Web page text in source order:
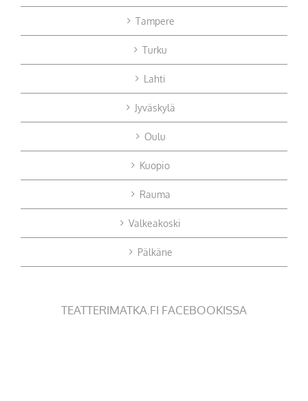
Tampere
Turku
Lahti
Jyväskylä
Oulu
Kuopio
Rauma
Valkeakoski
Pälkäne
TEATTERIMATKA.FI FACEBOOKISSA